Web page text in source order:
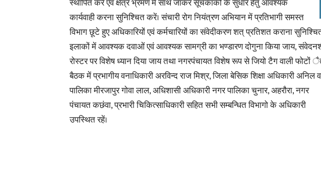
स्थापित करें एवं क्षेत्र भ्रमण में साथ जाकर सूचकांकों के सुधार हेतु आवश्यक
कार्यवाही करना सुनिश्चित करें। संचारी रोग नियंत्रण अभियान में प्रतिभागी समस्त
विभाग छूटे हुए अधिकारियों एवं कर्मचारियों का संवेदीकरण शत् प्रतिशत कराना
इलाकों में आवश्यक दवाओं एवं आवश्यक सामग्री का भण्डारण दोगुना किया जाय,
रोस्टर पर विशेष ध्यान दिया जाय तथा नगरपंचायत विशेष रूप से जियो टैग वाली
बैठक में प्रभागीय वनाधिकारी अरविन्द राज मिश्र, जिला बेसिक शिक्षा अधिकारी अनिल
पालिका मीरजापुर गोवा लाल, अधिशासी अधिकारी नगर पालिका चुनार, अहरौरा, नगर
पंचायत कछंवा, प्रभारी चिकित्साधिकारी सहित सभी सम्बन्धित विभागो के अधिकारी
उपस्थित रहें।